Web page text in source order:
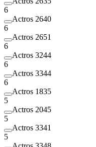
6
Actros 2640
6
Actros 2651
6
Actros 3244
6
Actros 3344
6
Actros 1835
5
Actros 2045
5
Actros 3341
5